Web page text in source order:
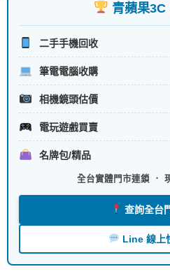
青蘋果3C
二手手機回收
筆電電腦收購
相機鏡頭估價
電玩遊戲買賣
名牌包/精品
全台實體門市連鎖 ．
查詢全台
Line 線上